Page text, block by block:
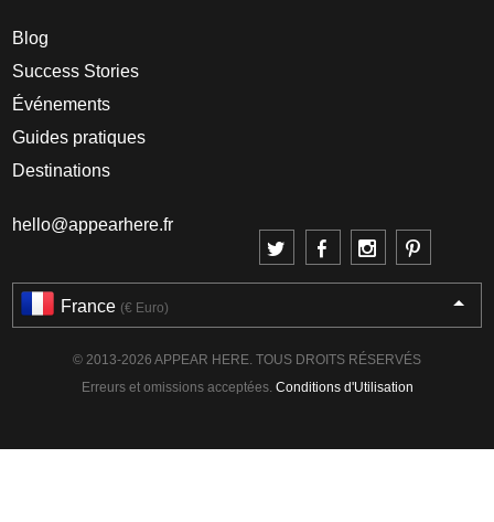
Blog
Success Stories
Événements
Guides pratiques
Destinations
hello@appearhere.fr
France (€ Euro)
© 2013-2026 APPEAR HERE. TOUS DROITS RÉSERVÉS
Erreurs et omissions acceptées. Conditions d'Utilisation